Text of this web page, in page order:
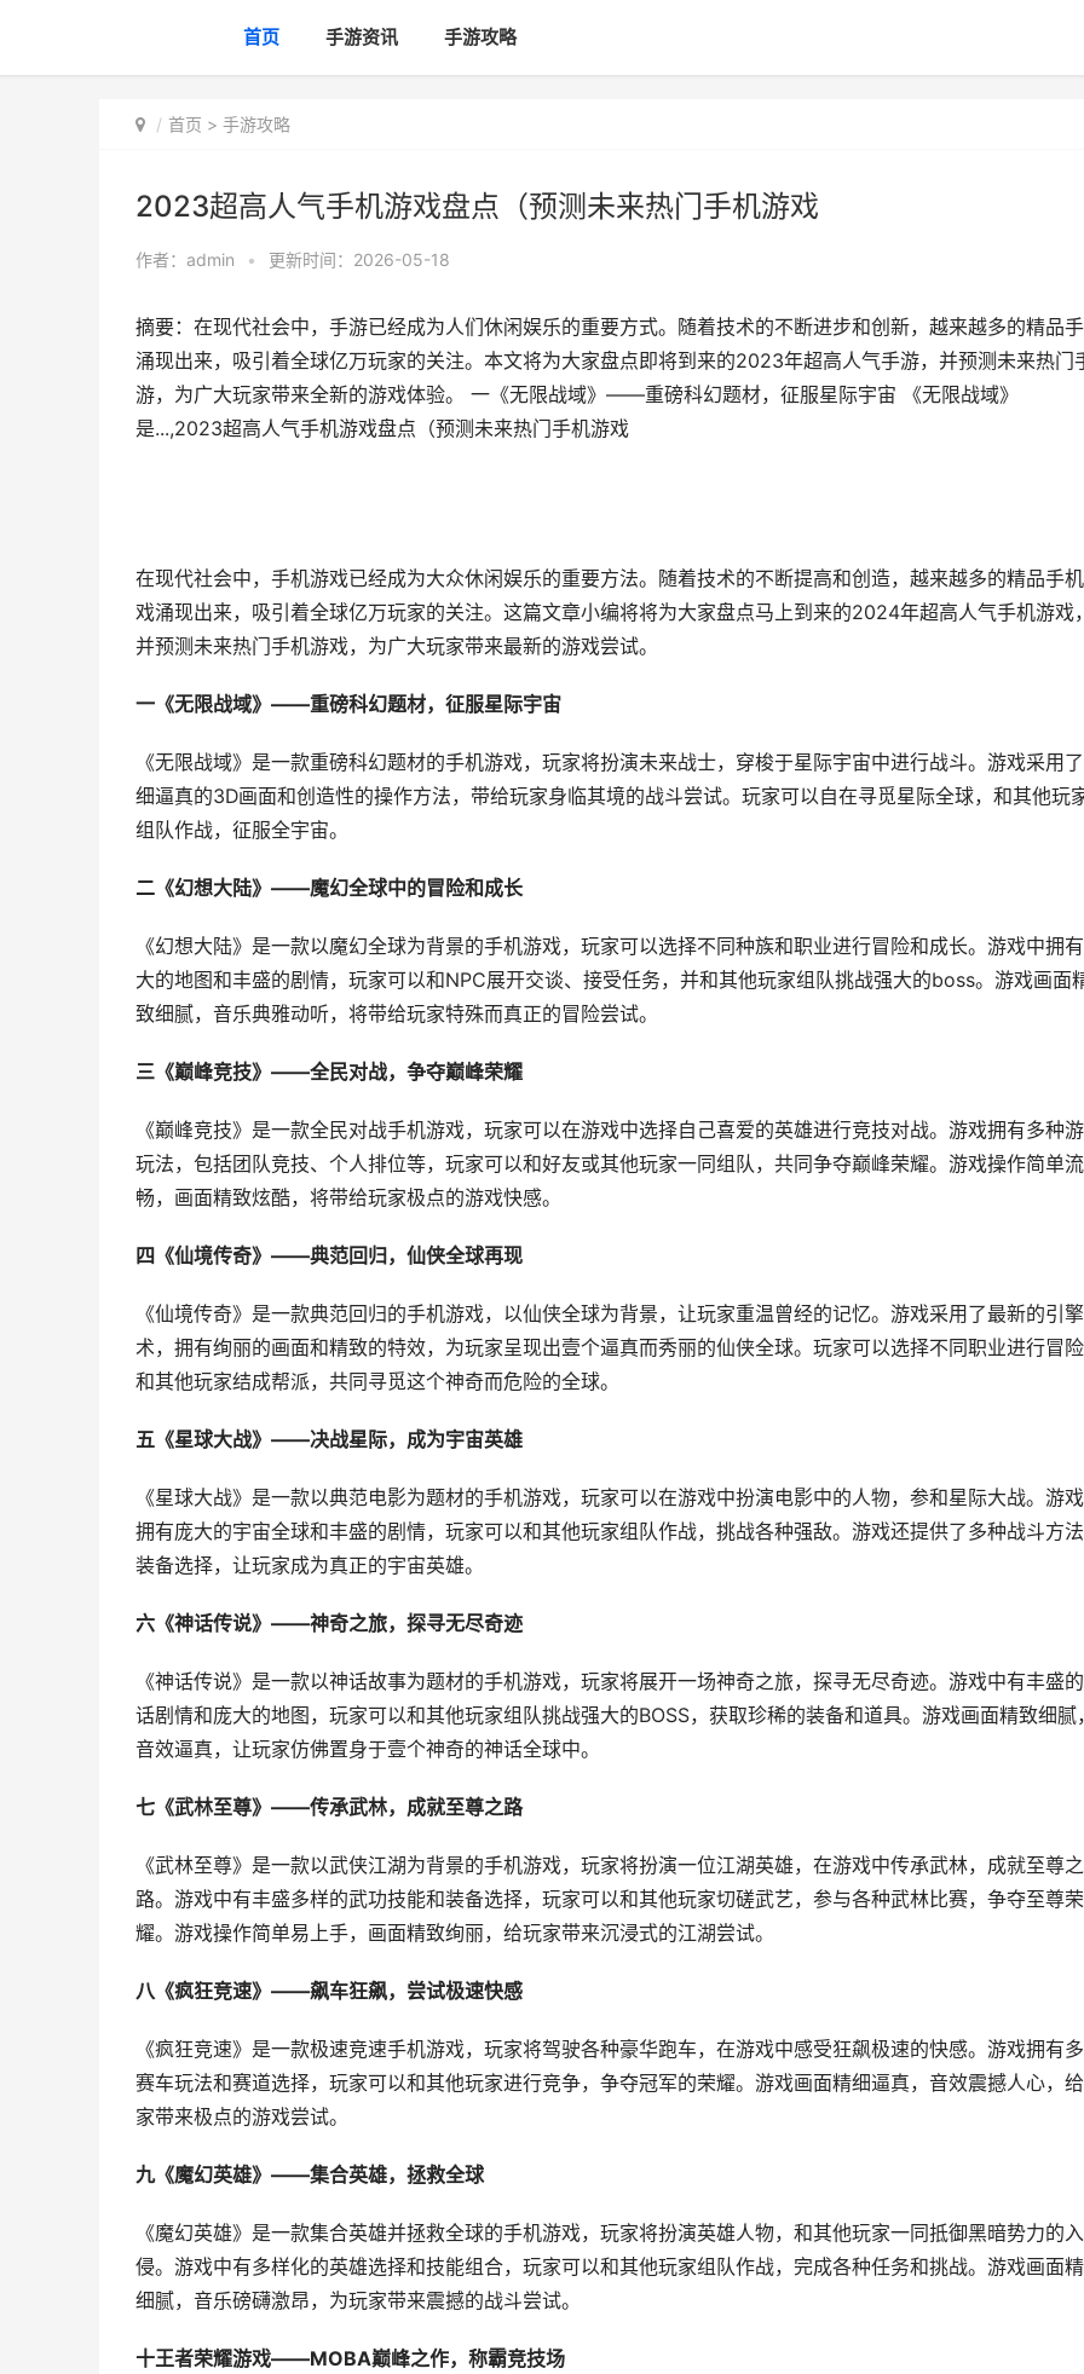
首页 手游资讯 手游攻略
首页 > 手游攻略
2023超高人气手机游戏盘点（预测未来热门手机游戏
作者： admin • 更新时间：2026-05-18
摘要：在现代社会中，手游已经成为人们休闲娱乐的重要方式。随着技术的不断进步和创新，越来越多的精品
涌现出来，吸引着全球亿万玩家的关注。本文将为大家盘点即将到来的2023年超高人气手游，并预测未来热门
游，为广大玩家带来全新的游戏体验。 一《无限战域》——重磅科幻题材，征服星际宇宙 《无限战域》
是...,2023超高人气手机游戏盘点（预测未来热门手机游戏
在现代社会中，手机游戏已经成为大众休闲娱乐的重要方法。随着技术的不断提高和创造，越来越多的精品手
戏涌现出来，吸引着全球亿万玩家的关注。这篇文章小编将将为大家盘点马上到来的2024年超高人气手机游戏，
并预测未来热门手机游戏，为广大玩家带来最新的游戏尝试。
一《无限战域》——重磅科幻题材，征服星际宇宙
《无限战域》是一款重磅科幻题材的手机游戏，玩家将扮演未来战士，穿梭于星际宇宙中进行战斗。游戏采用
细逼真的3D画面和创造性的操作方法，带给玩家身临其境的战斗尝试。玩家可以自在寻觅星际全球，和其他玩
组队作战，征服全宇宙。
二《幻想大陆》——魔幻全球中的冒险和成长
《幻想大陆》是一款以魔幻全球为背景的手机游戏，玩家可以选择不同种族和职业进行冒险和成长。游戏中拥
大的地图和丰盛的剧情，玩家可以和NPC展开交谈、接受任务，并和其他玩家组队挑战强大的boss。游戏画面
致细腻，音乐典雅动听，将带给玩家特殊而真正的冒险尝试。
三《巅峰竞技》——全民对战，争夺巅峰荣耀
《巅峰竞技》是一款全民对战手机游戏，玩家可以在游戏中选择自己喜爱的英雄进行竞技对战。游戏拥有多种
玩法，包括团队竞技、个人排位等，玩家可以和好友或其他玩家一同组队，共同争夺巅峰荣耀。游戏操作简单流
畅，画面精致炫酷，将带给玩家极点的游戏快感。
四《仙境传奇》——典范回归，仙侠全球再现
《仙境传奇》是一款典范回归的手机游戏，以仙侠全球为背景，让玩家重温曾经的记忆。游戏采用了最新的引
术，拥有绚丽的画面和精致的特效，为玩家呈现出壹个逼真而秀丽的仙侠全球。玩家可以选择不同职业进行冒险
和其他玩家结成帮派，共同寻觅这个神奇而危险的全球。
五《星球大战》——决战星际，成为宇宙英雄
《星球大战》是一款以典范电影为题材的手机游戏，玩家可以在游戏中扮演电影中的人物，参和星际大战。游
拥有庞大的宇宙全球和丰盛的剧情，玩家可以和其他玩家组队作战，挑战各种强敌。游戏还提供了多种战斗方
装备选择，让玩家成为真正的宇宙英雄。
六《神话传说》——神奇之旅，探寻无尽奇迹
《神话传说》是一款以神话故事为题材的手机游戏，玩家将展开一场神奇之旅，探寻无尽奇迹。游戏中有丰盛
话剧情和庞大的地图，玩家可以和其他玩家组队挑战强大的BOSS，获取珍稀的装备和道具。游戏画面精致细腻，
音效逼真，让玩家仿佛置身于壹个神奇的神话全球中。
七《武林至尊》——传承武林，成就至尊之路
《武林至尊》是一款以武侠江湖为背景的手机游戏，玩家将扮演一位江湖英雄，在游戏中传承武林，成就至尊之
路。游戏中有丰盛多样的武功技能和装备选择，玩家可以和其他玩家切磋武艺，参与各种武林比赛，争夺至尊荣
耀。游戏操作简单易上手，画面精致绚丽，给玩家带来沉浸式的江湖尝试。
八《疯狂竞速》——飙车狂飙，尝试极速快感
《疯狂竞速》是一款极速竞速手机游戏，玩家将驾驶各种豪华跑车，在游戏中感受狂飙极速的快感。游戏拥有
赛车玩法和赛道选择，玩家可以和其他玩家进行竞争，争夺冠军的荣耀。游戏画面精细逼真，音效震撼人心，
家带来极点的游戏尝试。
九《魔幻英雄》——集合英雄，拯救全球
《魔幻英雄》是一款集合英雄并拯救全球的手机游戏，玩家将扮演英雄人物，和其他玩家一同抵御黑暗势力的入
侵。游戏中有多样化的英雄选择和技能组合，玩家可以和其他玩家组队作战，完成各种任务和挑战。游戏画面
细腻，音乐磅礴激昂，为玩家带来震撼的战斗尝试。
十王者荣耀游戏——MOBA巅峰之作，称霸竞技场